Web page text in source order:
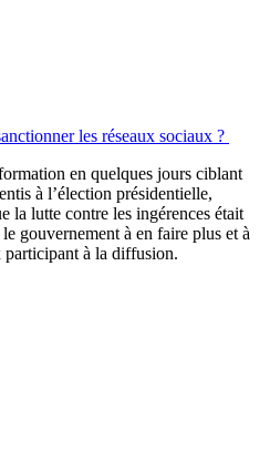
les réseaux sociaux ?
en quelques jours ciblant
à l’élection présidentielle,
la lutte contre les ingérences était
gouvernement à en faire plus et à
participant à la diffusion.